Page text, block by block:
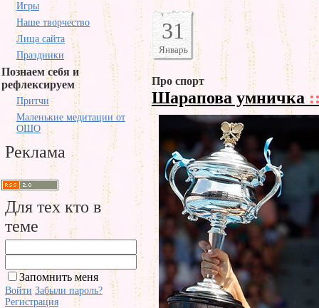
Игры
Наше творчество
Лица сайта
Праздники
Познаем себя и
рефлексируем
Притчи
Маленькие медитации от
ОШО
Реклама
Для тех кто в
теме
Запомнить меня
Войти Забыли пароль?
Регистрация
31
Январь
Про спорт
Шарапова умничка